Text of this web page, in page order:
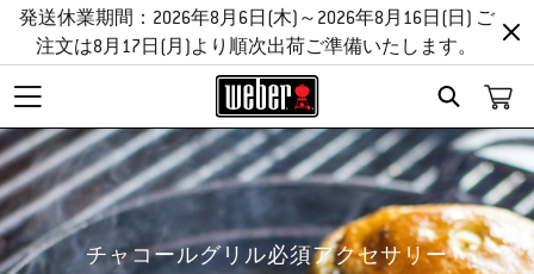
Search
発送休業期間：2026年8月6日(木)～2026年8月16日(日) ご
注文は8月17日(月)より順次出荷ご準備いたします。
チャコールグリル必須アクセサリー